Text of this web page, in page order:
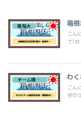
東海大 箱根
こん
て1
チーム構成早見表 わ
こん
学の